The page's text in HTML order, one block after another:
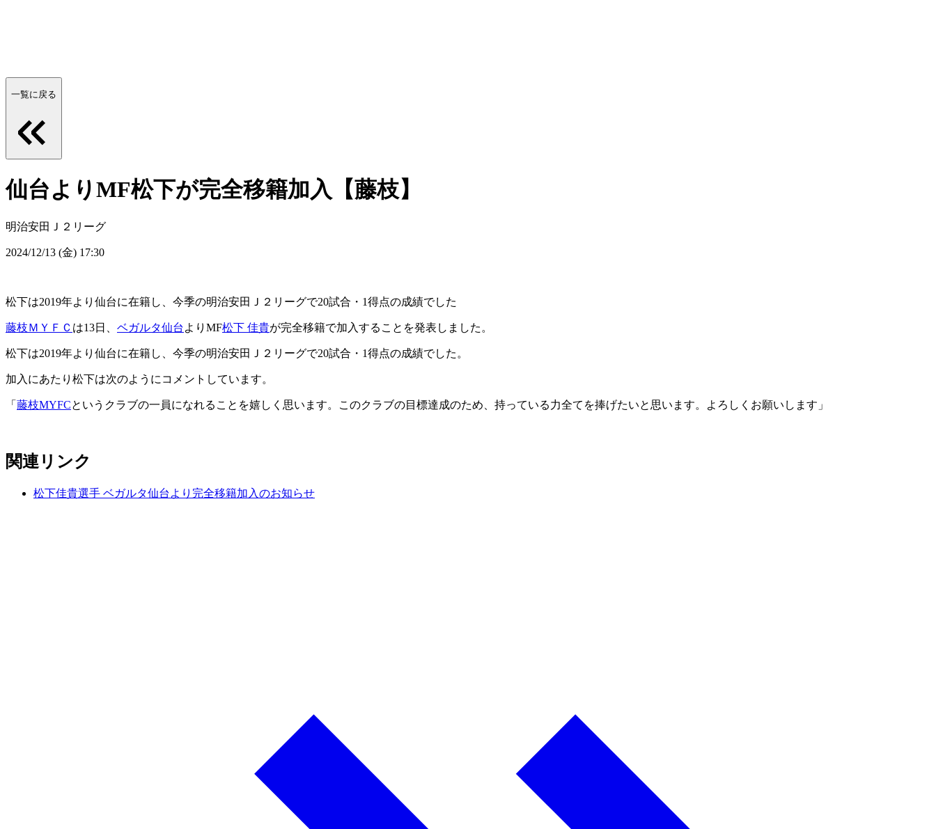
一覧に戻る
仙台よりMF松下が完全移籍加入【藤枝】
明治安田Ｊ２リーグ
2024/12/13 (金) 17:30
松下は2019年より仙台に在籍し、今季の明治安田Ｊ２リーグで20試合・1得点の成績でした
藤枝ＭＹＦＣ は13日、 ベガルタ仙台 よりMF松下 佳貴が完全移籍で加入することを発表しました。
松下は2019年より仙台に在籍し、今季の明治安田Ｊ２リーグで20試合・1得点の成績でした。
加入にあたり松下は次のようにコメントしています。
「 藤枝MYFCというクラブの一員になれることを嬉しく思います。このクラブの目標達成のため、持っている力全てを捧げたいと思います。よろしくお願いします」
関連リンク
松下佳貴選手 ベガルタ仙台より完全移籍加入のお知らせ